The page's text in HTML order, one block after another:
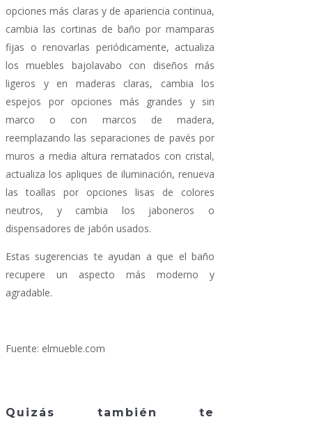
opciones más claras y de apariencia continua,
cambia las cortinas de baño por mamparas
fijas o renovarlas periódicamente, actualiza
los muebles bajolavabo con diseños más
ligeros y en maderas claras, cambia los
espejos por opciones más grandes y sin
marco o con marcos de madera,
reemplazando las separaciones de pavés por
muros a media altura rematados con cristal,
actualiza los apliques de iluminación, renueva
las toallas por opciones lisas de colores
neutros, y cambia los jaboneros o
dispensadores de jabón usados.
Estas sugerencias te ayudan a que el baño
recupere un aspecto más moderno y
agradable.
Fuente: elmueble.com
Quizás también te